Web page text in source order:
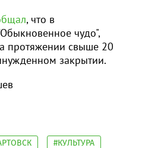
, что в
чудо",
протяжении свыше 20
закрытии.
#КУЛЬТУРА